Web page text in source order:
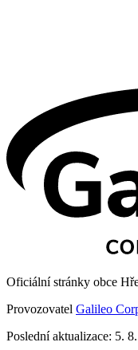
Oficiální stránky obce
Provozovatel Galileo
Poslední aktualizace: 5.